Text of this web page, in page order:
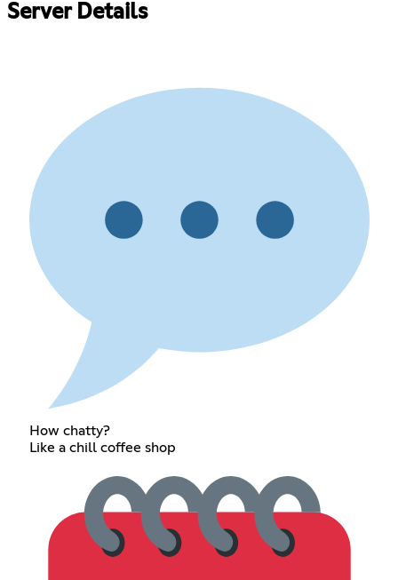
Server Details
How chatty?
Like a chill coffee shop